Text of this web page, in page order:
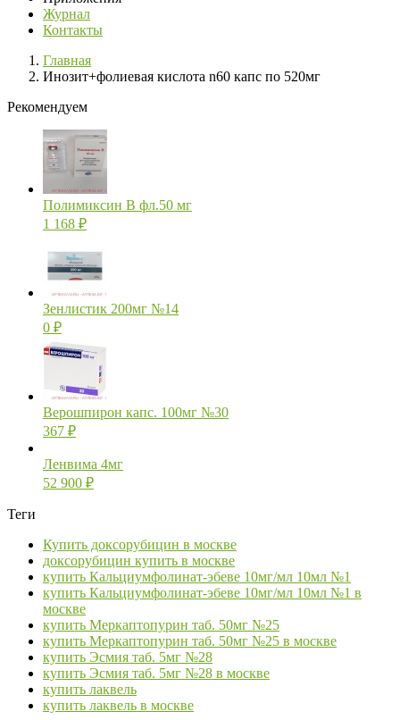
Журнал
Контакты
Главная
Инозит+фолиевая кислота n60 капс по 520мг
Рекомендуем
Полимиксин В фл.50 мг
1 168 ₽
Зенлистик 200мг №14
0 ₽
Верошпирон капс. 100мг №30
367 ₽
Ленвима 4мг
52 900 ₽
Теги
Купить доксорубицин в москве
доксорубицин купить в москве
купить Кальциумфолинат-эбеве 10мг/мл 10мл №1
купить Кальциумфолинат-эбеве 10мг/мл 10мл №1 в
москве
купить Меркаптопурин таб. 50мг №25
купить Меркаптопурин таб. 50мг №25 в москве
купить Эсмия таб. 5мг №28
купить Эсмия таб. 5мг №28 в москве
купить лаквель
купить лаквель в москве